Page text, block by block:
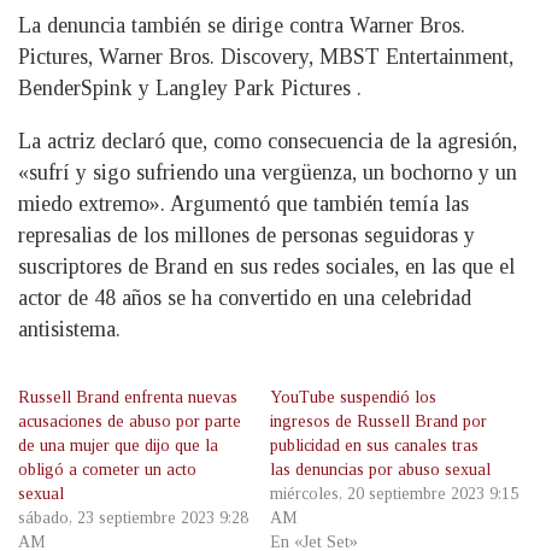
La denuncia también se dirige contra Warner Bros.
Pictures, Warner Bros. Discovery, MBST Entertainment,
BenderSpink y Langley Park Pictures .
La actriz declaró que, como consecuencia de la agresión,
«sufrí y sigo sufriendo una vergüenza, un bochorno y un
miedo extremo». Argumentó que también temía las
represalias de los millones de personas seguidoras y
suscriptores de Brand en sus redes sociales, en las que el
actor de 48 años se ha convertido en una celebridad
antisistema.
Russell Brand enfrenta nuevas
acusaciones de abuso por parte
de una mujer que dijo que la
obligó a cometer un acto
sexual
sábado, 23 septiembre 2023 9:28
AM
YouTube suspendió los
ingresos de Russell Brand por
publicidad en sus canales tras
las denuncias por abuso sexual
miércoles, 20 septiembre 2023 9:15
AM
En «Jet Set»